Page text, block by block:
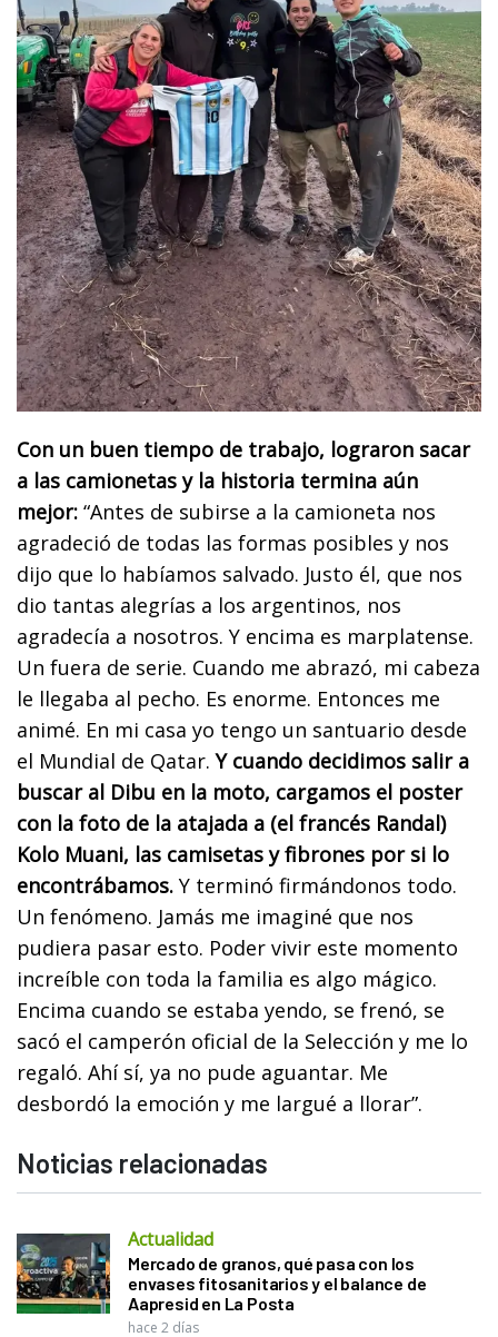
Con un buen tiempo de trabajo, lograron sacar
a las camionetas y la historia termina aún
mejor: “Antes de subirse a la camioneta nos
agradeció de todas las formas posibles y nos
dijo que lo habíamos salvado. Justo él, que nos
dio tantas alegrías a los argentinos, nos
agradecía a nosotros. Y encima es marplatense.
Un fuera de serie. Cuando me abrazó, mi cabeza
le llegaba al pecho. Es enorme. Entonces me
animé. En mi casa yo tengo un santuario desde
el Mundial de Qatar.Y cuando decidimos salir a
buscar al Dibu en la moto, cargamos el poster
con la foto de la atajada a (el francés Randal)
Kolo Muani, las camisetas y fibrones por si lo
encontrábamos. Y terminó firmándonos todo.
Un fenómeno. Jamás me imaginé que nos
pudiera pasar esto. Poder vivir este momento
increíble con toda la familia es algo mágico.
Encima cuando se estaba yendo, se frenó, se
sacó el camperón oficial de la Selección y me lo
regaló. Ahí sí, ya no pude aguantar. Me
desbordó la emoción y me largué a llorar”.
Noticias relacionadas
Actualidad
Mercado de granos, qué pasa con los
envases fitosanitarios y el balance de
Aapresid en La Posta
hace 2 días